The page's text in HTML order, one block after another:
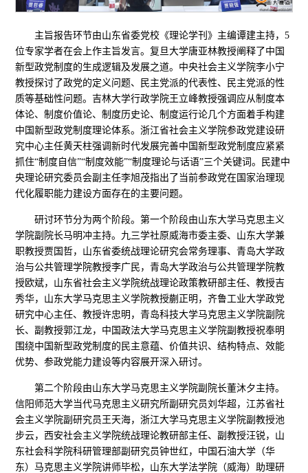
主旨报告环节由山东省委党校《理论学刊》主编谭建主持，5
位专家学者在会上作主旨发言。复旦大学唐亚林教授阐释了中国
新型政党制度的生成逻辑及发展之道。中央社会主义学院李小宁
教授探讨了政党的定义问题、民主党派的代表性、民主党派的性
质等基础性问题。吉林大学行政学院王立峰教授强调应从制度本
体论、制度价值论、制度历史论、制度运行论几个方面着手构建
中国新型政党制度理论体系。浙江省社会主义学院参政党建设研
究中心主任黄天柱强调新时代发展完善中国新型政党制度应紧紧
抓住“制度自信”“制度效能”“制度理论与话语”三个关键词。民建中
央理论研究委员会副主任李旭茂指出了当前参政党在国家治理现
代化履职能力建设方面存在的主要问题。
研讨环节分为两个阶段。第一个阶段由山东大学马克思主义
学院副院长马明冲主持。九三学社原威海市委主委、山东大学兼
职教授贾国哲，山东省委统战理论研究会常务理事、青岛大学政
治与公共管理学院教授李广民，青岛大学政治与公共管理学院教
授欧斌，山东省社会主义学院统战理论政策教研部主任、教授吉
秀华，山东大学马克思主义学院教授蒯正明，齐鲁工业大学政党
研究中心主任、教授许忠明，青岛科技大学马克思主义学院副院
长、副教授郭江龙，中国政法大学马克思主义学院副教授祝奉明
围绕中国新型政党制度的民主意蕴、价值共识、结构特点、效能
优势、参政党能力建设等内容展开深入研讨。
第二个阶段由山东大学马克思主义学院副院长董沐夕主持。
信阳师范大学当代马克思主义研究所副研究员刘华超，江苏省社
会主义学院副研究员王天海，浙江大学马克思主义学院副教授池
步云，西安社会主义学院统战理论教研部主任、副教授汪锐，山
东社会科学院科研管理部副研究员钟世红，中国石油大学（华
东）马克思主义学院讲师毕松，山东大学法学院（威海）助理研